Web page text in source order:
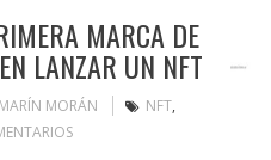
MARCA DE
LANZAR UN NFT
MORÁN NFT,